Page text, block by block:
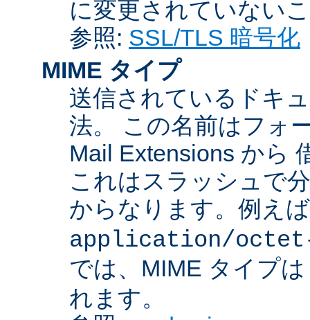
に変更されていない
参照: SSL/TLS 暗号化
MIME タイプ
送信されているドキ
法。 この名前はフォ
Mail Extensions から
これはスラッシュで
からなります。例え
application/
では、MIME タイプ
れます。